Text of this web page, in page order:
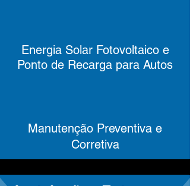
Energia Solar Fotovoltaico e
Ponto de Recarga para Autos
Manutenção Preventiva e
Corretiva